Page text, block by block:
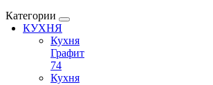
Категории
КУХНЯ
Кухня
Графит
74
Кухня